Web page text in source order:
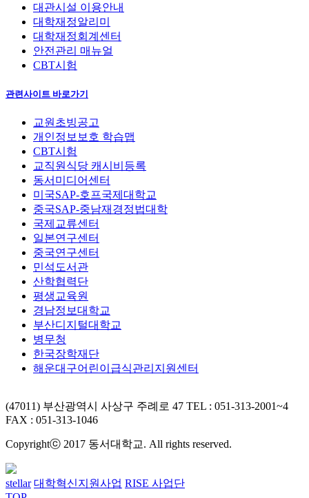
대관시설 이용안내
대학재정알리미
대학재정회계센터
안전관리 매뉴얼
CBT시험
관련사이트 바로가기
교원초빙공고
개인정보보호 학습맵
CBT시험
교직원식당 캐시비등록
동서미디어센터
미국SAP-호프국제대학교
중국SAP-중남재경정법대학
국제교류센터
일본연구센터
중국연구센터
민석도서관
산학협력단
평생교육원
경남정보대학교
부산디지털대학교
병무청
한국장학재단
해운대구어린이급식관리지원센터
(47011) 부산광역시 사상구 주례로 47 TEL : 051-313-2001~4
FAX : 051-313-1046
Copyrightⓒ 2017 동서대학교. All rights reserved.
stellar 대학혁신지원사업 RISE 사업단